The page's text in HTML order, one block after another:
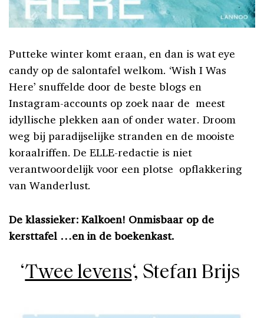
Putteke winter komt eraan, en dan is wat eye
candy op de salontafel welkom. ‘Wish I Was
Here’ snuffelde door de beste blogs en
Instagram-accounts op zoek naar de meest
idyllische plekken aan of onder water. Droom
weg bij paradijselijke stranden en de mooiste
koraalriffen. De ELLE-redactie is niet
verantwoordelijk voor een plotse opflakkering
van Wanderlust.
De klassieker: Kalkoen! Onmisbaar op de
kersttafel …en in de boekenkast.
‘Twee levens‘, Stefan Brijs